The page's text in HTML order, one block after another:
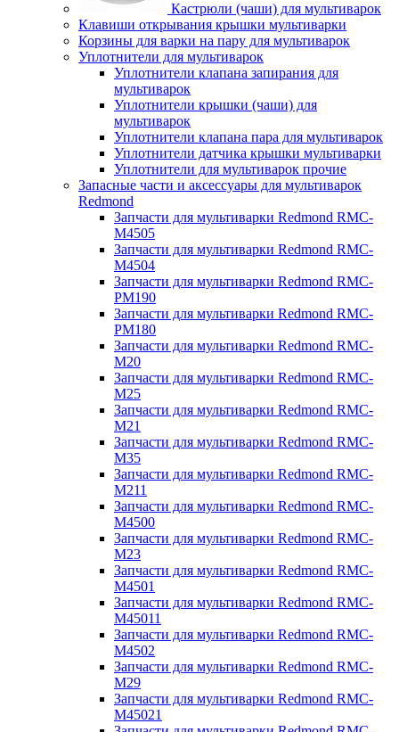
Кастрюли (чаши) для мультиварок
Клавиши открывания крышки мультиварки
Корзины для варки на пару для мультиварок
Уплотнители для мультиварок
Уплотнители клапана запирания для
мультиварок
Уплотнители крышки (чаши) для
мультиварок
Уплотнители клапана пара для мультиварок
Уплотнители датчика крышки мультиварки
Уплотнители для мультиварок прочие
Запасные части и аксессуары для мультиварок
Redmond
Запчасти для мультиварки Redmond RMC-
M4505
Запчасти для мультиварки Redmond RMC-
M4504
Запчасти для мультиварки Redmond RMC-
PM190
Запчасти для мультиварки Redmond RMC-
PM180
Запчасти для мультиварки Redmond RMC-
M20
Запчасти для мультиварки Redmond RMC-
M25
Запчасти для мультиварки Redmond RMC-
M21
Запчасти для мультиварки Redmond RMC-
M35
Запчасти для мультиварки Redmond RMC-
M211
Запчасти для мультиварки Redmond RMC-
M4500
Запчасти для мультиварки Redmond RMC-
M23
Запчасти для мультиварки Redmond RMC-
M4501
Запчасти для мультиварки Redmond RMC-
M45011
Запчасти для мультиварки Redmond RMC-
M4502
Запчасти для мультиварки Redmond RMC-
M29
Запчасти для мультиварки Redmond RMC-
M45021